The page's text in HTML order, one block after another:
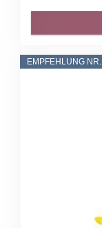
EMPFEHLUNG